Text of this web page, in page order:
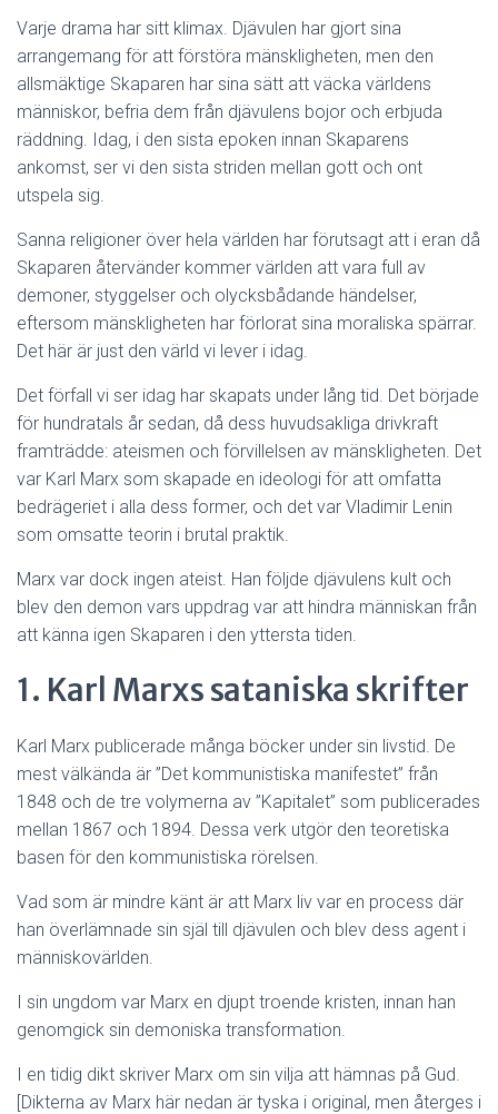
Varje drama har sitt klimax. Djävulen har gjort sina
arrangemang för att förstöra mänskligheten, men den
allsmäktige Skaparen har sina sätt att väcka världens
människor, befria dem från djävulens bojor och erbjuda
räddning. Idag, i den sista epoken innan Skaparens
ankomst, ser vi den sista striden mellan gott och ont
utspela sig.
Sanna religioner över hela världen har förutsagt att i eran då
Skaparen återvänder kommer världen att vara full av
demoner, styggelser och olycksbådande händelser,
eftersom mänskligheten har förlorat sina moraliska spärrar.
Det här är just den värld vi lever i idag.
Det förfall vi ser idag har skapats under lång tid. Det började
för hundratals år sedan, då dess huvudsakliga drivkraft
framträdde: ateismen och förvillelsen av mänskligheten. Det
var Karl Marx som skapade en ideologi för att omfatta
bedrägeriet i alla dess former, och det var Vladimir Lenin
som omsatte teorin i brutal praktik.
Marx var dock ingen ateist. Han följde djävulens kult och
blev den demon vars uppdrag var att hindra människan från
att känna igen Skaparen i den yttersta tiden.
1. Karl Marxs sataniska skrifter
Karl Marx publicerade många böcker under sin livstid. De
mest välkända är ”Det kommunistiska manifestet” från
1848 och de tre volymerna av ”Kapitalet” som publicerades
mellan 1867 och 1894. Dessa verk utgör den teoretiska
basen för den kommunistiska rörelsen.
Vad som är mindre känt är att Marx liv var en process där
han överlämnade sin själ till djävulen och blev dess agent i
människovärlden.
I sin ungdom var Marx en djupt troende kristen, innan han
genomgick sin demoniska transformation.
I en tidig dikt skriver Marx om sin vilja att hämnas på Gud.
[Dikterna av Marx här nedan är tyska i original, men återges i